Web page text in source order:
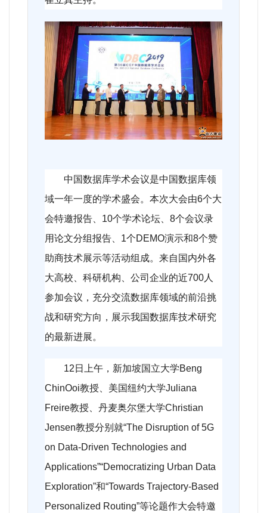
中国数据库学术会议是中国数据库领
域一年一度的学术盛会。本次大会由6个大
会特邀报告、10个学术论坛、8个会议录
用论文分组报告、1个DEMO演示和8个赞
助商技术展示等活动组成。来自国内外各
大高校、科研机构、公司企业的近700人
参加会议，充分交流数据库领域的前沿挑
战和研究方向，展示我国数据库技术研究
的最新进展。
12 日上午，新加坡国立大学Beng
ChinOoi教授、美国纽约大学Juliana
Freire教授、丹麦奥尔堡大学Christian
Jensen教授分别就“The Disruption of 5G
on Data-Driven Technologies and
Applications”“Democratizing Urban Data
Exploration”和“Towards Trajectory-Based
Personalized Routing”等论题作大会特邀